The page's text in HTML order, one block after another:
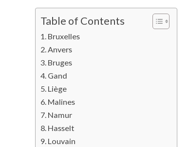
Table of Contents
Bruxelles
Anvers
Bruges
Gand
Liège
Malines
Namur
Hasselt
Louvain